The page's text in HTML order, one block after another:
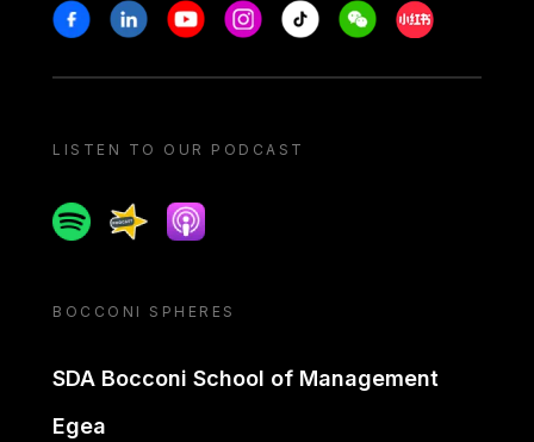
Stay in touch
FacebookLinkedinYoutubeInstagram
Tiktok WeechatXiaohongshu/
LISTEN TO OUR PODCAST
SpotifySpreakerApple podcast
BOCCONI SPHERES
SDA Bocconi School of Management
Egea